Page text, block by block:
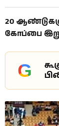
20
கோப்பை
G